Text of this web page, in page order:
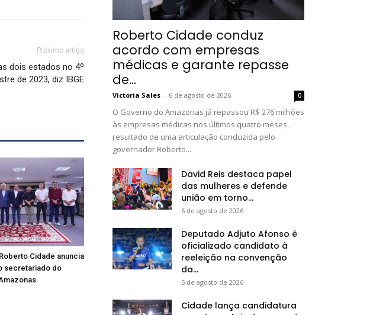
Próximo artigo
dois estados no 4º
de 2023, diz IBGE
Cidade anuncia
secretariado do
Roberto Cidade conduz
acordo com empresas
médicas e garante repasse
de...
Victoria Sales - 6 de agosto de 2026 0
O Governo do Amazonas já repassou R$ 276 milhões
às empresas médicas nos últimos quatro meses,
resultado de uma articulação conduzida pelo
governador Roberto...
David Reis destaca papel
das mulheres e defende
união em torno...
6 de agosto de 2026
Deputado Adjuto Afonso é
oficializado candidato à
reeleição na convenção
da...
5 de agosto de 2026
Cidade lança candidatura